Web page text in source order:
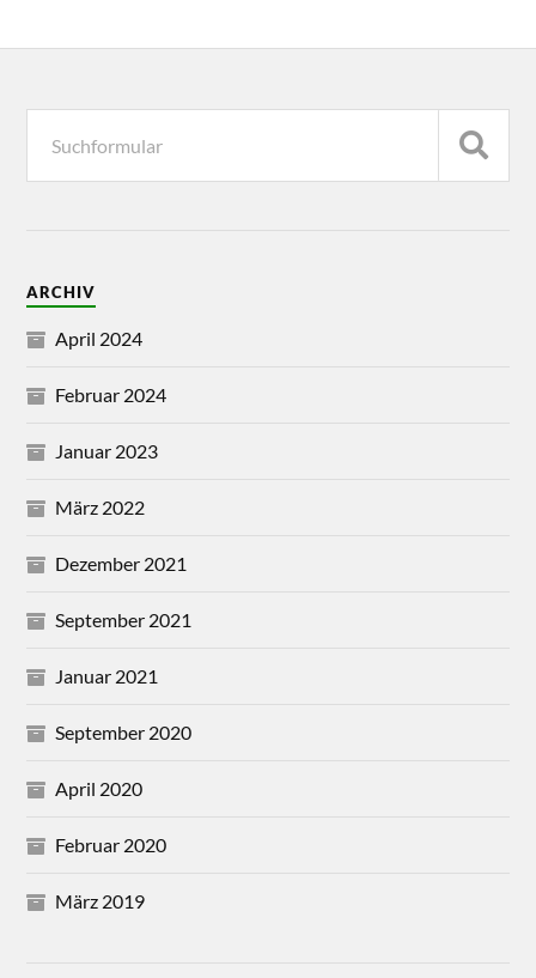
ARCHIV
April 2024
Februar 2024
Januar 2023
März 2022
Dezember 2021
September 2021
Januar 2021
September 2020
April 2020
Februar 2020
März 2019